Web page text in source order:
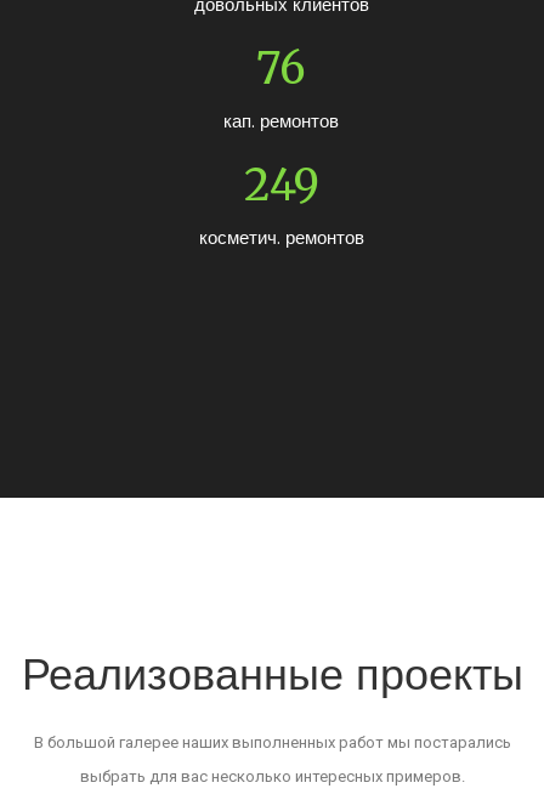
78
кап. ремонтов
257
косметич. ремонтов
Реализованные проекты
В большой галерее наших выполненных работ мы постарались
выбрать для вас несколько интересных примеров.